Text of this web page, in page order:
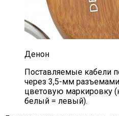
Денон
Поставляемые кабели
через 3,5-мм
цветовую маркировку
белый = левый).